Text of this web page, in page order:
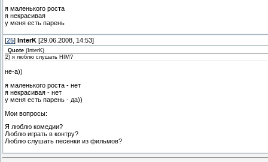
я маленького роста
я некрасивая
у меня есть парень
[25] InterK [29.06.2008, 14:53]
Quote ( InterK)
2) я люблю слушать HIM?
не-а))
я маленького роста - нет
я некрасивая - нет
у меня есть парень - да))
Мои вопросы:
Я люблю комедии?
Люблю играть в контру?
Люблю слушать песенки из фильмов?